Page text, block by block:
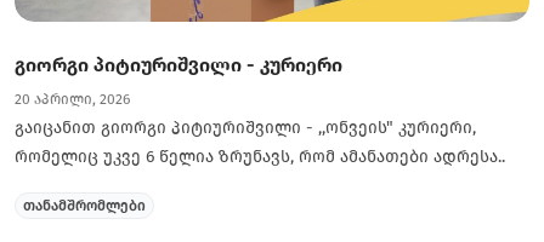
გიორგი პიტიურიშვილი - კურიერი
20 აპრილი, 2026
გაიცანით გიორგი პიტიურიშვილი - ,,ონვეის" კურიერი,
რომელიც უკვე 6 წელია ზრუნავს, რომ ამანათები ადრესა..
თანამშრომლები